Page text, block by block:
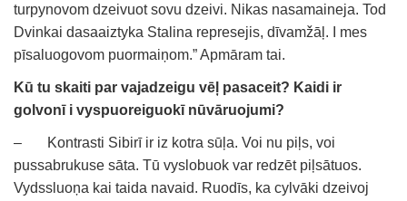
turpynovom dzeivuot sovu dzeivi. Nikas nasamaineja. Tod
Dvinkai dasaaiztyka Stalina represejis, dīvamžāļ. I mes
pīsaluogovom puormaiņom.” Apmāram tai.
Kū tu skaiti par vajadzeigu vēļ pasaceit? Kaidi ir
golvonī i vyspuoreiguokī nūvāruojumi?
– Kontrasti Sibirī ir iz kotra sūļa. Voi nu piļs, voi
pussabrukuse sāta. Tū vyslobuok var redzēt piļsātuos.
Vydssluoņa kai taida navaid. Ruodīs, ka cylvāki dzeivoj